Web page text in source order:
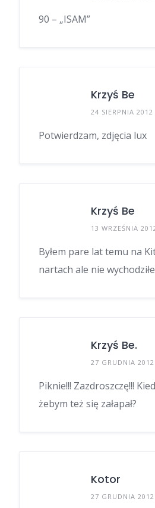
90 – „ISAM”
Krzyś Be
24 SIERPNIA 2012
Potwierdzam, zdjęcia lux
Krzyś Be
13 WRZEŚNIA
Byłem pare lat temu na
nartach ale nie
Krzyś Be.
27 GRUDNIA 2012
Piknie!!! Zazdroszczę!!!
żebym też się załapał?
Kotor
27 GRUDNIA 2012